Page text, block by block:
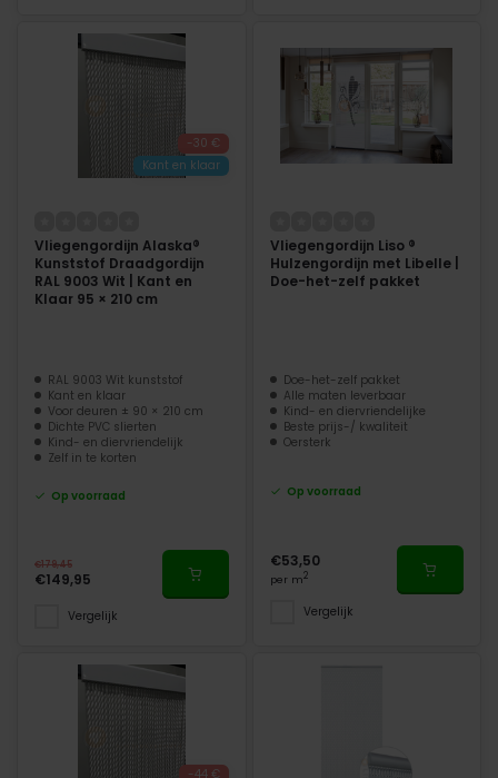
-30 €
Kant en klaar
Vliegengordijn Alaska®
Kunststof Draadgordijn
RAL 9003 Wit | Kant en
Klaar 95 × 210 cm
RAL 9003 Wit kunststof
Kant en klaar
Voor deuren ± 90 × 210 cm
Dichte PVC slierten
Kind- en diervriendelijk
Zelf in te korten
Op voorraad
€179,45
€149,95
Vergelijk
Vliegengordijn Liso ®
Hulzengordijn met Libelle |
Doe-het-zelf pakket
Doe-het-zelf pakket
Alle maten leverbaar
Kind- en diervriendelijke
Beste prijs-/ kwaliteit
Oersterk
Op voorraad
€53,50
per m2
Vergelijk
-44 €